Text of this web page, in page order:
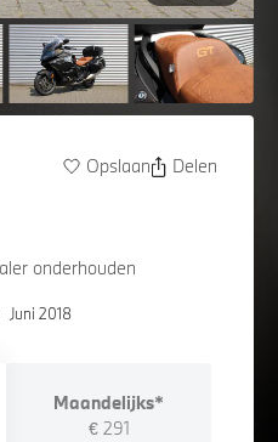
Opslaan Delen
onderhouden
Juni 2018
Maandelijks*
€ 291